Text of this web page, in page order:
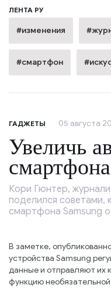
ЛЕНТА РУ
#изменения
#смартфон
ГАДЖЕТЫ 05 августа
Увеличь
смартфона
Кори Гюнтер,
поделился советами,
смартфона Samsung
В заметке,
устройства Samsung
данные и отправляют их
функцию